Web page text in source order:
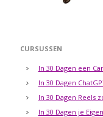
CURSUSSEN
In 30 Dagen een
In 30 Dagen
In 30 Dagen Reels
In 30 Dagen je